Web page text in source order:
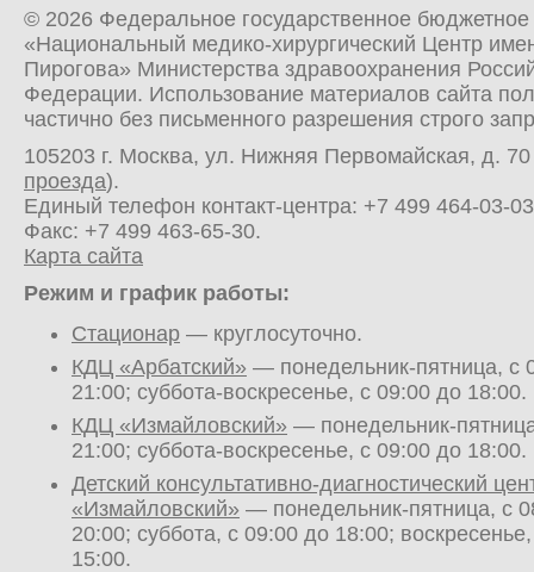
© 2026 Федеральное государственное
«Национальный медико-хирургический Центр
Пирогова» Министерства здравоохранения
Федерации. Использование материалов сайта
частично без письменного разрешения строго
105203 г. Москва, ул. Нижняя Первомайская, д.
проезда).
Единый телефон контакт-центра: +7 499 464-03-03
Факс: +7 499 463-65-30.
Карта сайта
Режим и график работы:
Стационар — круглосуточно.
КДЦ «Арбатский» — понедельник-пятница, с
21:00; суббота-воскресенье, с 09:00 до 18:00.
КДЦ «Измайловский» — понедельник-
21:00; суббота-воскресенье, с 09:00 до 18:00.
Детский консультативно-диагностический
«Измайловский» — понедельник-пятница, с
20:00; суббота, с 09:00 до 18:00;
15:00.